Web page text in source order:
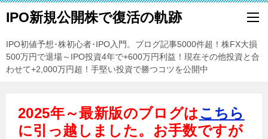
IPO新規公開株で復活の軌跡
IPO初値予想･株初心者･IPO入門。ブログ記事5000件超！株FX大損
500万円で退場～IPO投資4年で+600万円利益！現在その他投資と合
わせて+2,000万円超！手堅い投資で勝つコツを公開中
2025年～最新版のブログはこちら
に引っ越しました。お手数ですが